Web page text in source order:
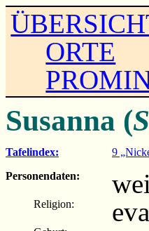
ORTE
Susanna (
Tafelindex: 9
Personendaten:
Religion: